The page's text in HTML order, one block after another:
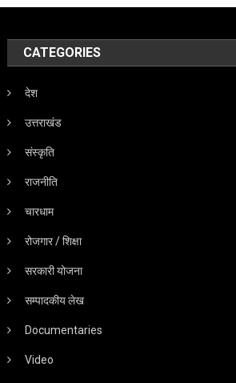
CATEGORIES
देश
उत्तराखंड
संस्कृति
राजनीति
चारधाम
रोजगार / शिक्षा
सरकारी योजना
सम्पादकीय लेख
Documentaries
Video